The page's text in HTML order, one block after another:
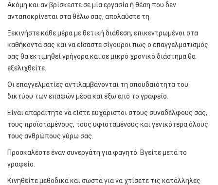
Ακόμη και αν βρίσκεστε σε μία εργασία ή θέση που δεν
ανταποκρίνεται στα θέλω σας, απολαύστε τη.
Ξεκινήστε κάθε μέρα με θετική διάθεση, επικεντρωμένοι στα
καθήκοντά σας και να είσαστε σίγουροι πως ο επαγγελματισμός
σας θα εκτιμηθεί γρήγορα και σε μικρό χρονικό διάστημα θα
εξελιχθείτε.
Οι επαγγελματίες αντιλαμβάνονται τη σπουδαιότητα του
δικτύου των επαφών μέσα και έξω από το γραφείο.
Είναι απαραίτητο να είστε ευχάριστοι στους συναδέλφους σας,
τους προϊσταμένους, τους υφισταμένους και γενικότερα όλους
τους ανθρώπους γύρω σας.
Προσκαλέστε έναν συνεργάτη για φαγητό. Βγείτε μετά το
γραφείο.
Κινηθείτε μεθοδικά και σωστά για να χτίσετε τις κατάλληλες